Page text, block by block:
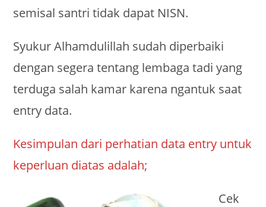
semisal santri tidak dapat NISN.
Syukur Alhamdulillah sudah diperbaiki
dengan segera tentang lembaga tadi yang
terduga salah kamar karena ngantuk saat
entry data.
Kesimpulan dari perhatian data entry untuk
keperluan diatas adalah;
Cek